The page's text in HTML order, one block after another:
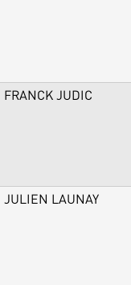
FRANCK JUDIC
JULIEN LAUNAY